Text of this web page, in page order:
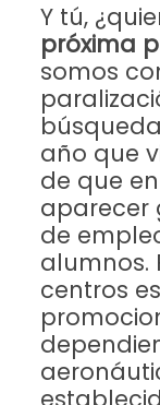
Y tú,
próxima
somos
año que
de que
aparecer
de
alumnos.
centros